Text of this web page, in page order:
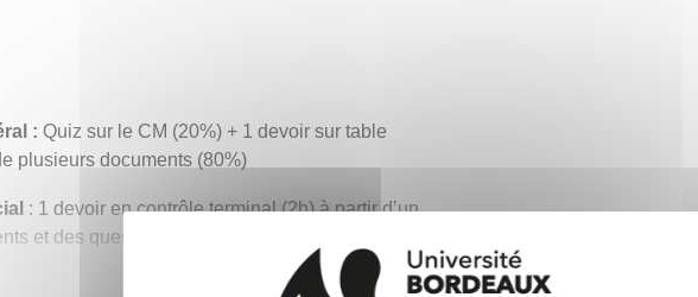
: Quiz sur le CM (20%) + 1 devoir sur table
plusieurs documents (80%)
: 1 devoir en contrôle terminal (2h) à partir d’un
et des questions de cours